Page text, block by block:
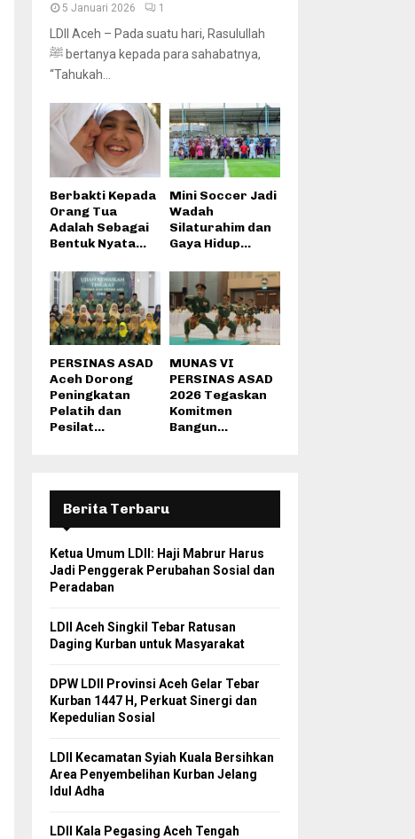
5 Januari 2026 1
LDII Aceh – Pada suatu hari, Rasulullah
ﷺ bertanya kepada para sahabatnya,
“Tahukah...
Berbakti Kepada
Orang Tua
Adalah Sebagai
Bentuk Nyata...
Mini Soccer Jadi
Wadah
Silaturahim dan
Gaya Hidup...
PERSINAS ASAD
Aceh Dorong
Peningkatan
Pelatih dan
Pesilat...
MUNAS VI
PERSINAS ASAD
2026 Tegaskan
Komitmen
Bangun...
Berita Terbaru
Ketua Umum LDII: Haji Mabrur Harus
Jadi Penggerak Perubahan Sosial dan
Peradaban
LDII Aceh Singkil Tebar Ratusan
Daging Kurban untuk Masyarakat
DPW LDII Provinsi Aceh Gelar Tebar
Kurban 1447 H, Perkuat Sinergi dan
Kepedulian Sosial
LDII Kecamatan Syiah Kuala Bersihkan
Area Penyembelihan Kurban Jelang
Idul Adha
LDII Kala Pegasing Aceh Tengah